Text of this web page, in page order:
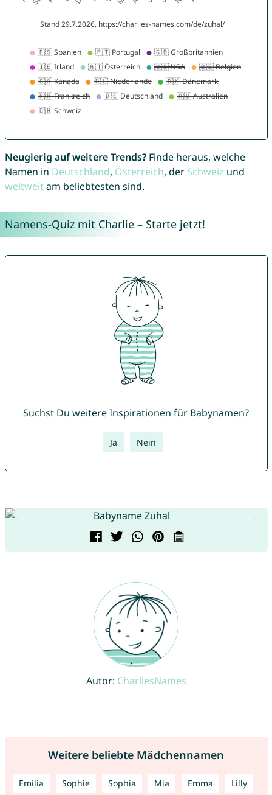
Neugierig auf weitere Trends?Finde heraus, welche
Namen in Deutschland, Österreich, der Schweiz und
weltweitam beliebtesten sind.
Namens-Quiz mit Charlie – Starte jetzt!
Suchst Du weitere Inspirationen für Babynamen?
Ja Nein
Autor: CharliesNames
Weitere beliebte Mädchennamen
Emilia Sophie Sophia Mia Emma Lilly